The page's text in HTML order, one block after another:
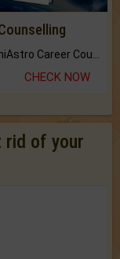
The CogniAstro Career Counselling Report is the most comprehensive report available on this topic.
CHECK NOW
of your